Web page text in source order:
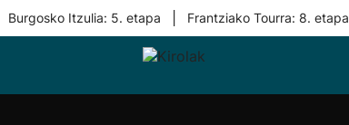
Burgosko Itzulia: 5. etapa Frantziako Tourra: 8. etapa